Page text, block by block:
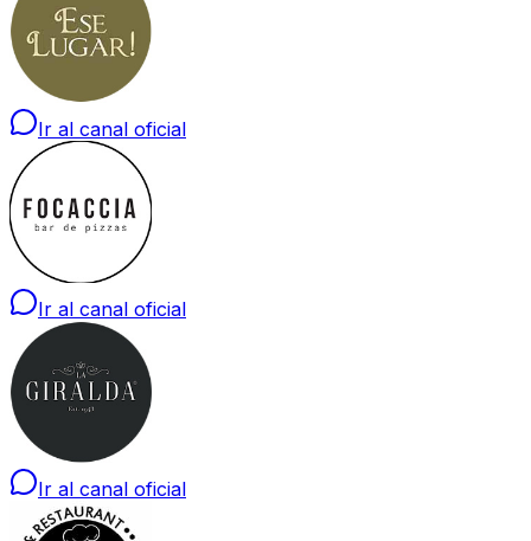
Ir al canal oficial
Ir al canal oficial
Ir al canal oficial